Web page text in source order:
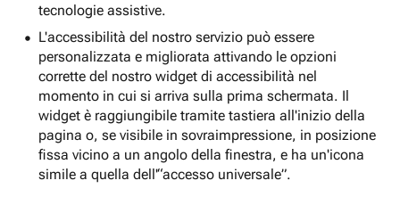
tecnologie assistive.
L'accessibilità del nostro servizio può essere
personalizzata e migliorata attivando le opzioni
corrette del nostro widget di accessibilità nel
momento in cui si arriva sulla prima schermata. Il
widget è raggiungibile tramite tastiera all'inizio della
pagina o, se visibile in sovraimpressione, in posizione
fissa vicino a un angolo della finestra, e ha un'icona
simile a quella dell'“accesso universale”.